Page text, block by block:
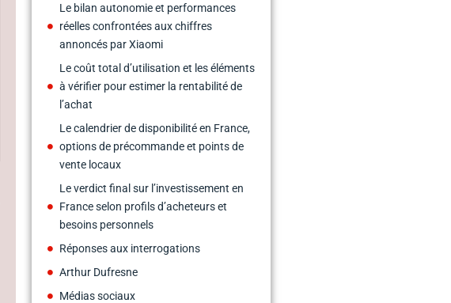
Le bilan autonomie et performances
réelles confrontées aux chiffres
annoncés par Xiaomi
Le coût total d’utilisation et les éléments
à vérifier pour estimer la rentabilité de
l’achat
Le calendrier de disponibilité en France,
options de précommande et points de
vente locaux
Le verdict final sur l’investissement en
France selon profils d’acheteurs et
besoins personnels
Réponses aux interrogations
Arthur Dufresne
Médias sociaux